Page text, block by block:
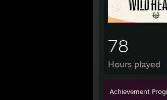
78
Hours played
Achievement